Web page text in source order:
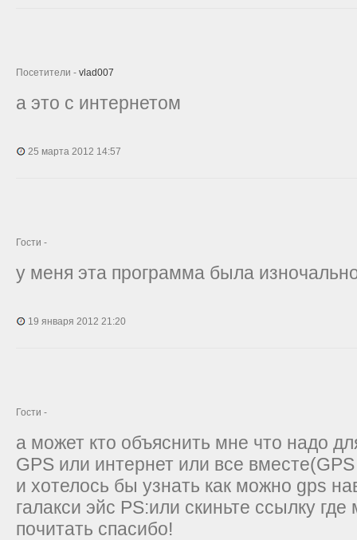
Посетители - vlad007
а это с интернетом
25 марта 2012 14:57
Гости -
у меня эта программа была
19 января 2012 21:20
Гости -
а может кто объяснить мне что надо
GPS или интернет или все
и хотелось бы узнать как можно gps
галакси эйс PS:или скиньте ссылку
почитать спасибо!